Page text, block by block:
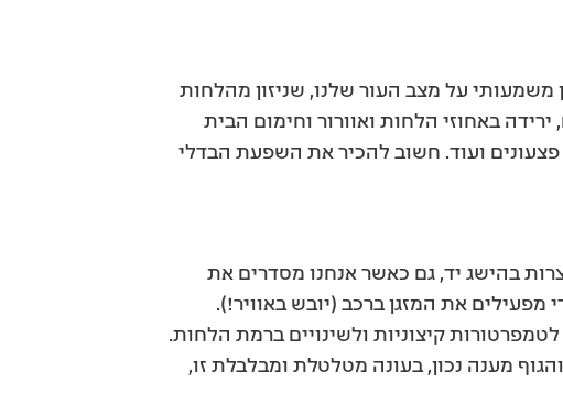
משמעותי על מצב העור שלנו, שניזון מהלחות
באחוזי הלחות ואוורור וחימום הבית
פצעונים ועוד. חשוב להכיר את השפעת הבדלי
בהישג יד, גם כאשר אנחנו מסדרים את
תחת השמש הקופחת (90% לחות!), ורגע אחרי מפעילים את המזגן ברכב (יובש באוויר!).
קיצוניות ולשינויים ברמת הלחות.
מענה נכון, בעונה מטלטלת ומבלבלת זו,